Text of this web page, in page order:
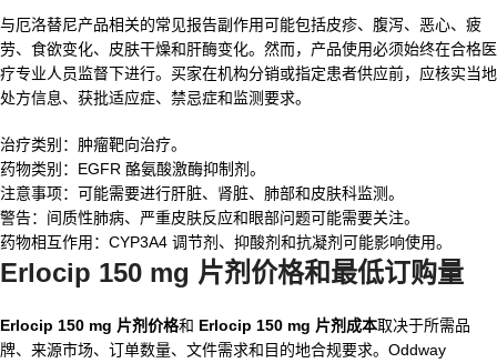
与厄洛替尼产品相关的常见报告副作用可能包括皮疹、腹泻、恶心、疲
劳、食欲变化、皮肤干燥和肝酶变化。然而，产品使用必须始终在合格医
疗专业人员监督下进行。买家在机构分销或指定患者供应前，应核实当地
处方信息、获批适应症、禁忌症和监测要求。
治疗类别：肿瘤靶向治疗。
药物类别：EGFR 酪氨酸激酶抑制剂。
注意事项：可能需要进行肝脏、肾脏、肺部和皮肤科监测。
警告：间质性肺病、严重皮肤反应和眼部问题可能需要关注。
药物相互作用：CYP3A4 调节剂、抑酸剂和抗凝剂可能影响使用。
Erlocip 150 mg 片剂价格和最低订购量
Erlocip 150 mg 片剂价格和 Erlocip 150 mg 片剂成本取决于所需品
牌、来源市场、订单数量、文件需求和目的地合规要求。Oddway